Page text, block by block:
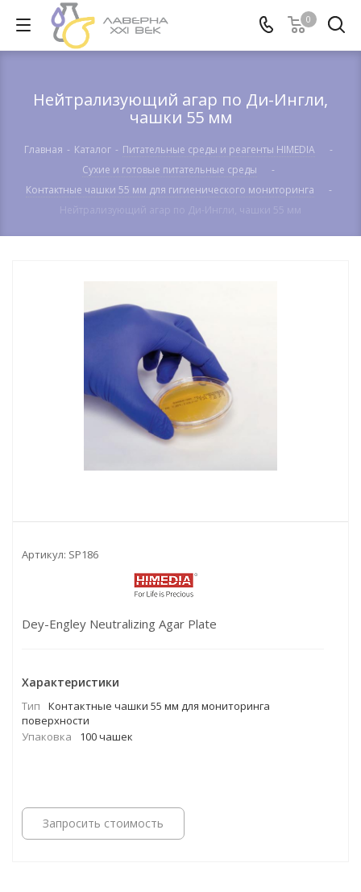
0
Нейтрализующий агар по Ди-Ингли,
чашки 55 мм
Главная - Каталог - Питательные среды и реагенты HIMEDIA
-
Сухие и готовые питательные среды
-
Контактные чашки 55 мм для гигиенического мониторинга
-
Артикул: SP186
Dey-Engley Neutralizing Agar Plate
Характеристики
Тип
Контактные чашки 55 мм для мониторинга
поверхности
Упаковка
100 чашек
Запросить стоимость